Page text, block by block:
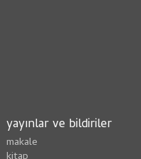
yayınlar ve bildiriler
makale